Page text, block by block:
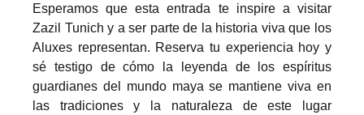
NATIONAL AWARD
Esperamos que esta entrada te inspire a visitar
Zazil Tunich y a ser parte de la historia viva que los
Aluxes representan. Reserva tu experiencia hoy y
sé testigo de cómo la leyenda de los espíritus
guardianes del mundo maya se mantiene viva en
las tradiciones y la naturaleza de este lugar